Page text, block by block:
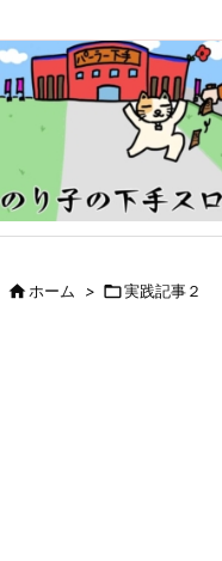
ホーム > 実践記事２